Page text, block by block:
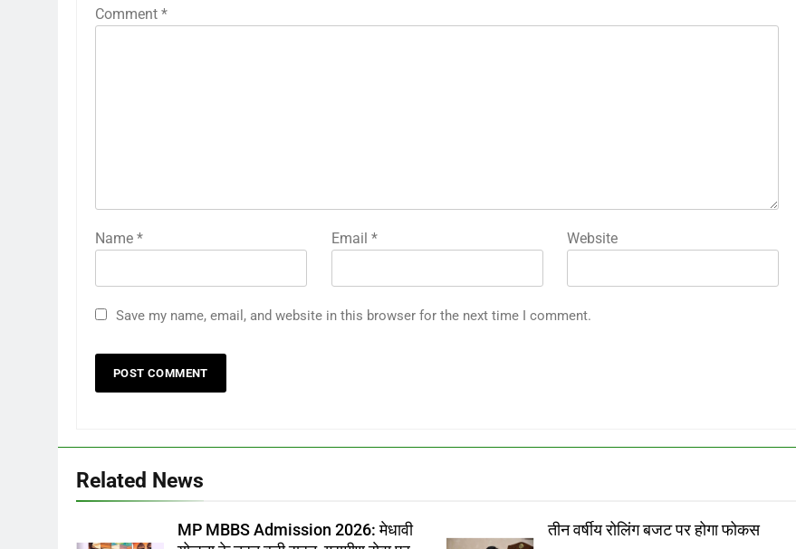
Comment *
Name * Email * Website
Save my name, email, and website in this browser for the next time I comment.
Related News
MP MBBS Admission 2026: मेधावी
तीन वर्षीय रोलिंग बजट पर होगा फोकस